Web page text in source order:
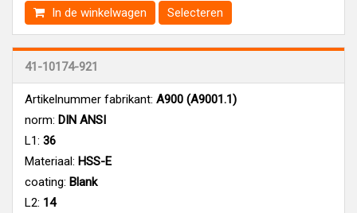
In de winkelwagen
Selecteren
41-10174-921
Artikelnummer fabrikant: A900 (A9001.1)
norm: DIN ANSI
L1: 36
Materiaal: HSS-E
coating: Blank
L2: 14